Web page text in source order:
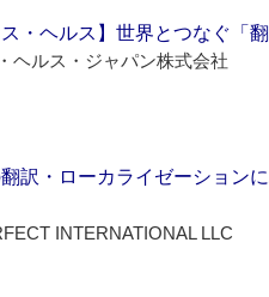
ス・ヘルス】世界とつなぐ「
ヘルス・ジャパン株式会社
訳・ローカライゼーション
INTERNATIONAL LLC